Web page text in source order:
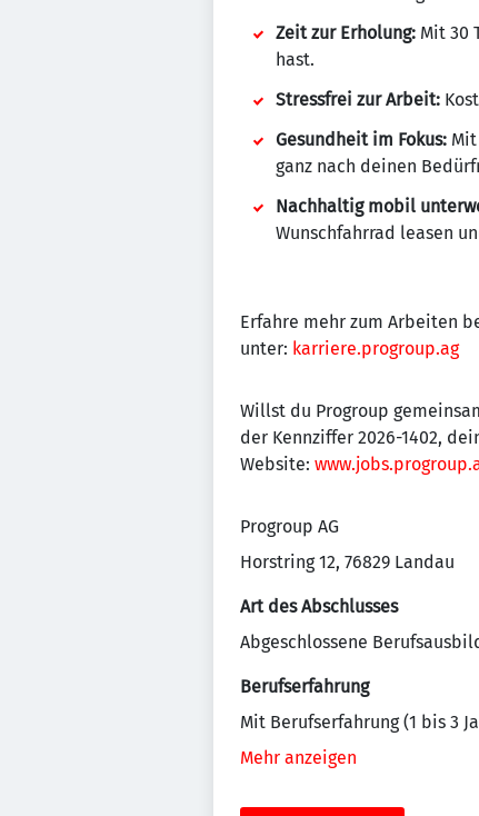
Zeit zur Erholung: Mit 30
hast.
Stressfrei zur Arbeit:
Gesundheit im Fokus:
ganz nach deinen
Nachhaltig mobil
Wunschfahrrad leasen
Erfahre mehr zum Arbeiten
unter: karriere.progroup.ag
Willst du Progroup
der Kennziffer 2026-1402,
Website:
Progroup AG
Horstring 12, 76829 Landau
Art des Abschlusses
Abgeschlossene
Berufserfahrung
Mit Berufserfahrung (1 bis 3
Mehr anzeigen